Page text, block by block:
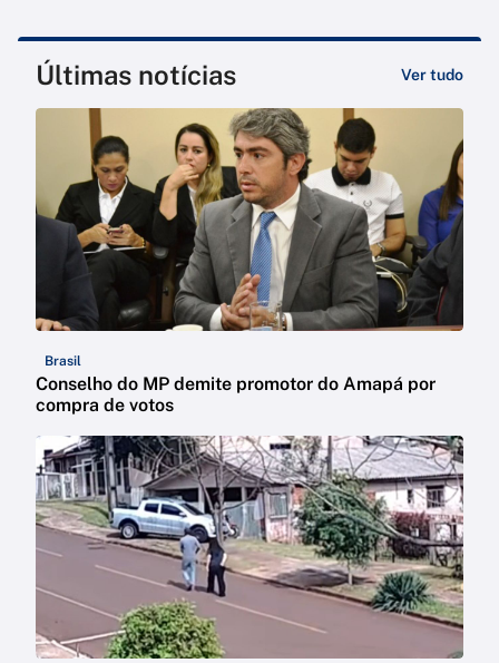
Últimas notícias Ver tudo
Brasil
Conselho do MP demite promotor do Amapá por
compra de votos